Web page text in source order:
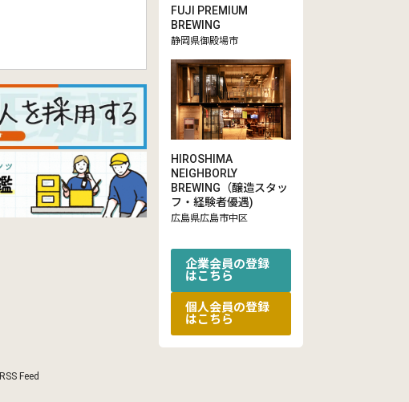
FUJI PREMIUM
BREWING
静岡県御殿場市
HIROSHIMA
NEIGHBORLY
BREWING（醸造スタッ
フ・経験者優遇)
広島県広島市中区
企業会員の登録
はこちら
個人会員の登録
はこちら
RSS Feed